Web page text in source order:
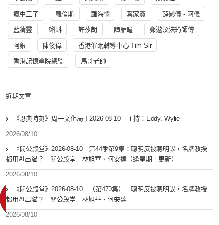
瘋中三子 羅倫斯 羅海憫 葉家寶 薛影儀 - 阿儀
藍精靈 蝌蚪 許莎朗 譚雁瞳 鄭遨汶法筠師傅
阿銀 陳俊偉 香港催眠輔導中心 Tim Sir
香港記憶學院總監 馬哥老師
近期文章
《恩典時刻》周一文化局︱2026-08-10︱主持：Eddy, Wylie
2026/08/10
《關公殿堂》2026-08-10︱第44季第9集：聰明反被聰明誤，名牌教授
都用AI出貓？｜關公殿堂｜林旭華、何安達（逢星期一更新）
2026/08/10
《關公殿堂》2026-08-10︱（第470集）｜聰明反被聰明誤，名牌教授
都用AI出貓？｜關公殿堂｜林旭華、何安達
2026/08/10